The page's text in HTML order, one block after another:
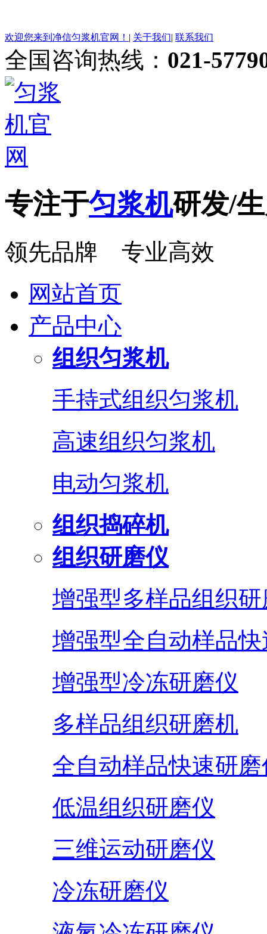
欢迎您来到净信匀浆机官网！ | 关于我们| 联系我们
全国咨询热线： 021-
专注于匀浆机研发/
领先品牌 专业高效
网站首页
产品中心
组织匀浆机
手持式组织匀浆机
高速组织匀浆机
电动匀浆机
组织捣碎机
组织研磨仪
增强型多样品组织
增强型全自动样品
增强型冷冻研磨仪
多样品组织研磨机
全自动样品快速研磨
低温组织研磨仪
三维运动研磨仪
冷冻研磨仪